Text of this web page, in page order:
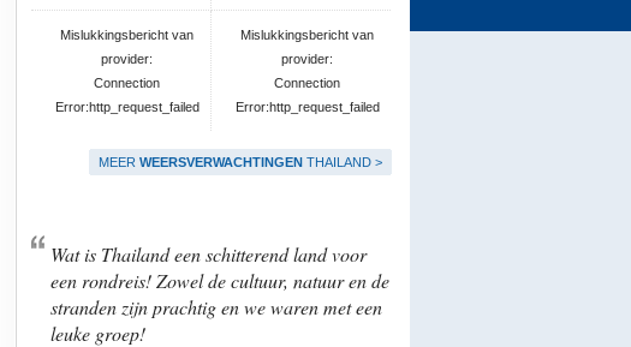
Mislukkingsbericht van
provider:
Connection
Error:http_request_failed
Mislukkingsbericht van
provider:
Connection
Error:http_request_failed
MEER WEERSVERWACHTINGEN THAILAND >
Wat is Thailand een schitterend land voor
een rondreis! Zowel de cultuur, natuur en de
stranden zijn prachtig en we waren met een
leuke groep!